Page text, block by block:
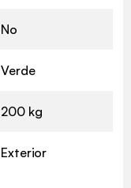
No
Verde
200 kg
Exterior